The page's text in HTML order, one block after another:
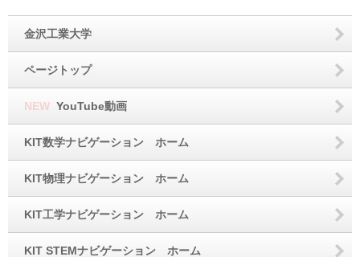
金沢工業大学
ページトップ
NEW YouTube動画
KIT数学ナビゲーション ホーム
KIT物理ナビゲーション ホーム
KIT工学ナビゲーション ホーム
KIT STEMナビゲーション ホーム